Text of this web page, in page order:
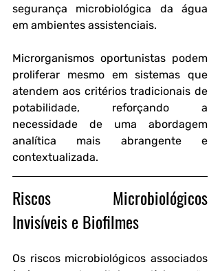
segurança microbiológica da água
em ambientes assistenciais.
Microrganismos oportunistas podem
proliferar mesmo em sistemas que
atendem aos critérios tradicionais de
potabilidade, reforçando a
necessidade de uma abordagem
analítica mais abrangente e
contextualizada.
Riscos Microbiológicos
Invisíveis e Biofilmes
Os riscos microbiológicos associados